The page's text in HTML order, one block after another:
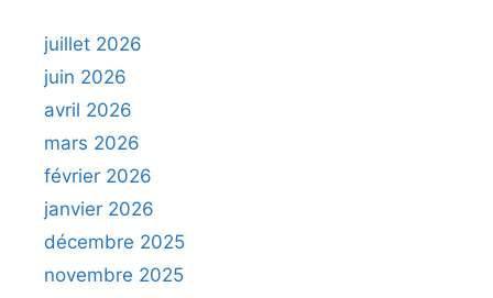
juillet 2026
juin 2026
avril 2026
mars 2026
février 2026
janvier 2026
décembre 2025
novembre 2025